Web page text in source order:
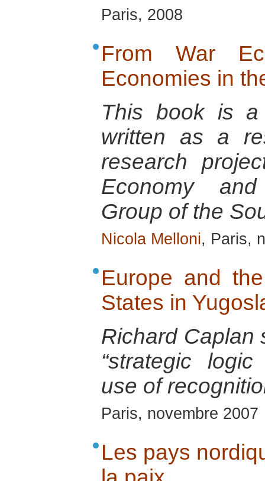
Paris, 2008
From War
Economies in
This book is a
written as a
research
Economy
Group of the
Nicola Melloni, Paris,
Europe and
States in
Richard Caplan
“strategic
use of
Paris, novembre 2007
Les pays